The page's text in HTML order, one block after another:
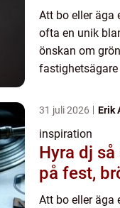
Att bo eller äga
ofta en unik
önskan om
31 juli 2026 Erik
inspiration
Hyra dj så skapar du rätt känsla
på fest,
Att bo eller äga